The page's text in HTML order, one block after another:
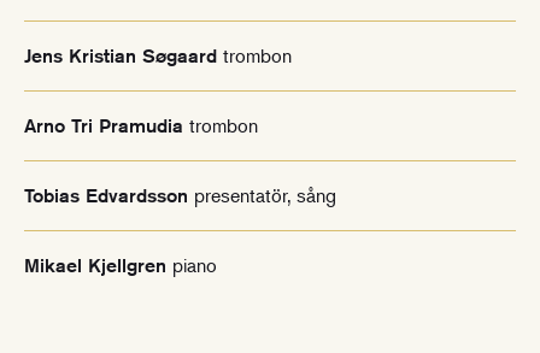
Jens Kristian Søgaard trombon
Arno Tri Pramudia trombon
Tobias Edvardsson presentatör, sång
Mikael Kjellgren piano